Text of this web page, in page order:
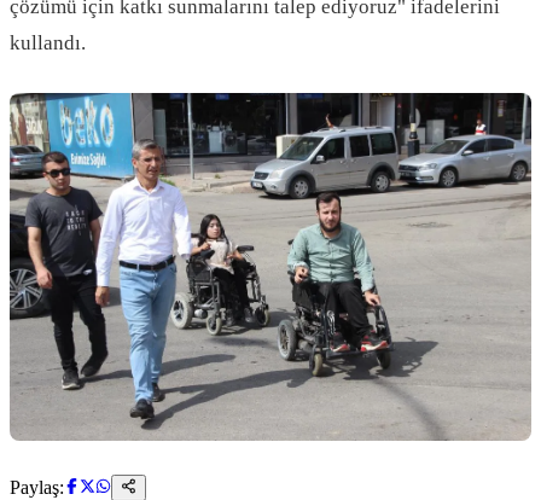
çözümü için katkı sunmalarını talep ediyoruz" ifadelerini
kullandı.
Paylaş: